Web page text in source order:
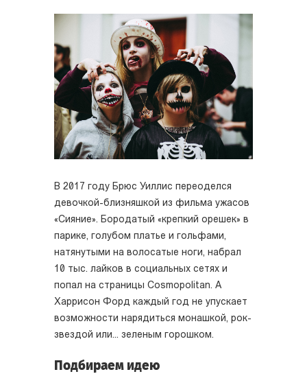
В 2017 году Брюс Уиллис переоделся
девочкой-близняшкой из фильма ужасов
«Сияние». Бородатый «крепкий орешек» в
парике, голубом платье и гольфами,
натянутыми на волосатые ноги, набрал
10 тыс. лайков в социальных сетях и
попал на страницы Cosmopolitan. А
Харрисон Форд каждый год не упускает
возможности нарядиться монашкой, рок-
звездой или... зеленым горошком.
Подбираем идею